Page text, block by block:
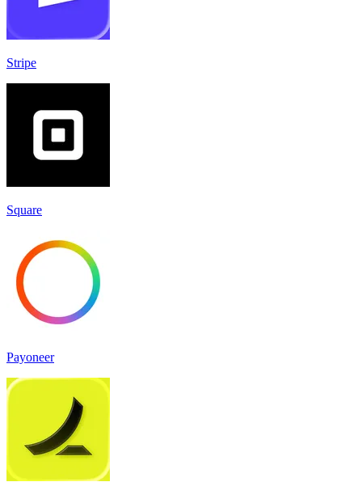
Stripe
Square
Payoneer